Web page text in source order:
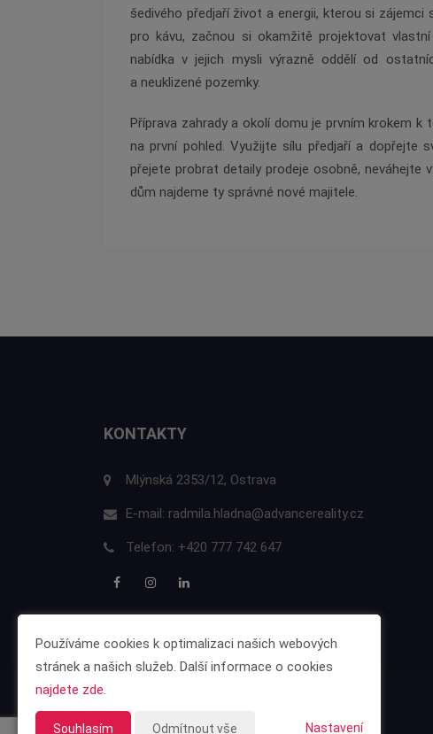
šedivého předjaří život a energii, kterou si
pro kávu, začnou si okamžitě projektovat
nabídka v jejich mysli výrazně oddělí od
a neuklizené pozemky.
Příprava zahrady a okolí domu je prvním krokem
na první pohled. Využijte sílu předjaří a dopřejte
přejete probrat detaily prodeje osobně,
dům najdeme ty správné nové majitele.
KONTAKTY
Mlýnská 2353/12, Ostrava
E-mail: radmila.hladna@advancereality.cz
Telefon: +420 777 742 647
Používáme cookies k optimalizaci našich webových
stránek a našich služeb. Další informace o cookies
najdete zde.
Souhlasím Odmítnout vše Nastavení